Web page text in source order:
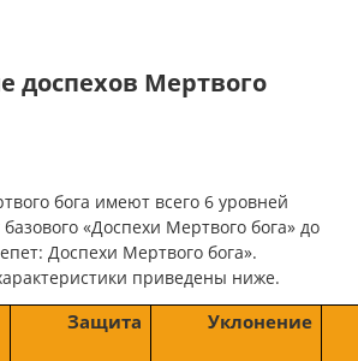
доспехов Мертвого
бога имеют всего 6 уровней
«Доспехи Мертвого бога» до
Доспехи Мертвого бога».
приведены ниже.
Защита Уклонение